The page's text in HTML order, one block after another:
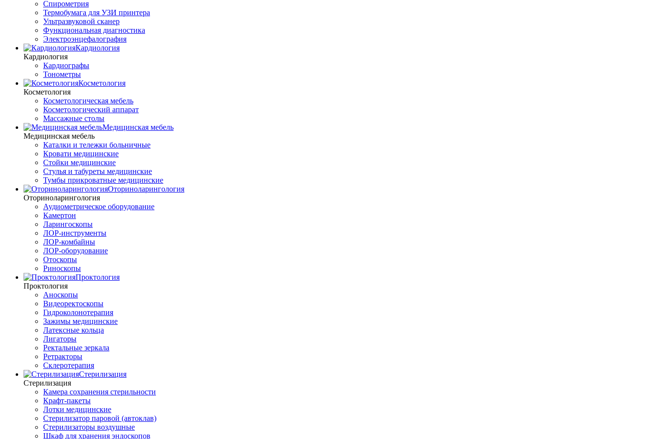
Спирометрия
Термобумага для УЗИ принтера
Ультразвуковой сканер
Функциональная диагностика
Электроэнцефалография
Кардиология
Кардиология
Кардиографы
Тонометры
Косметология
Косметология
Косметологическая мебель
Косметологический аппарат
Массажные столы
Медицинская мебель
Медицинская мебель
Каталки и тележки больничные
Кровати медицинские
Стойки медицинские
Стулья и табуреты медицинские
Тумбы прикроватные медицинские
Оториноларингология
Оториноларингология
Аудиометрическое оборудование
Камертон
Ларингоскопы
ЛОР-инструменты
ЛОР-комбайны
ЛОР-оборудование
Отоскопы
Риноскопы
Проктология
Проктология
Аноскопы
Видеоректоскопы
Гидроколонотерапия
Зажимы медицинские
Латексные кольца
Лигаторы
Ректальные зеркала
Ретракторы
Склеротерапия
Стерилизация
Стерилизация
Камера сохранения стерильности
Крафт-пакеты
Лотки медицинские
Стерилизатор паровой (автоклав)
Стерилизаторы воздушные
Шкаф для хранения эндоскопов